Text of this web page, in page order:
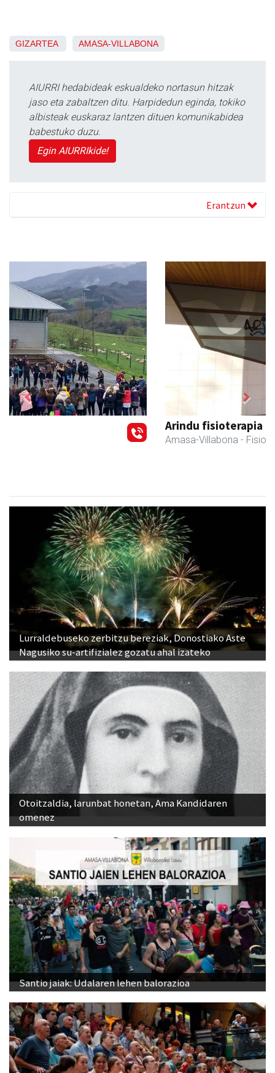
GIZARTEA AMASA-VILLABONA
AIURRI hedabideak eskualdeko nortasun hitzak
jaso eta zabaltzen ditu. Harpidedun eginda, tokiko
albisteak euskaraz lantzen dituen komunikabidea
babestuko duzu.
Egin AIURRIkide!
Erantzun
Arindu fisioterapia eta osteopatia
- Fisioterapia
Previous Next
Lurraldebuseko zerbitzu bereziak, Donostiako Aste
Nagusiko su-artifizialez gozatu ahal izateko
Otoitzaldia, larunbat honetan, Ama Kandidaren
omenez
Santio jaiak: Udalaren lehen balorazioa